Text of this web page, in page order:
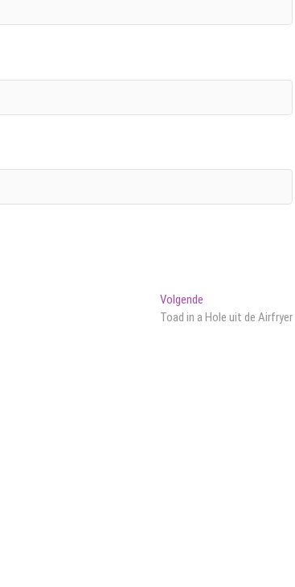
Volgende
bericht:
Toad in a Hole uit de Airfryer